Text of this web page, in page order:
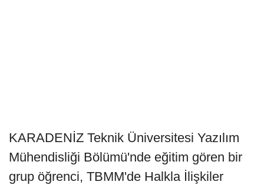
KARADENİZ Teknik Üniversitesi Yazılım
Mühendisliği Bölümü'nde eğitim gören bir
grup öğrenci, TBMM'de Halkla İlişkiler